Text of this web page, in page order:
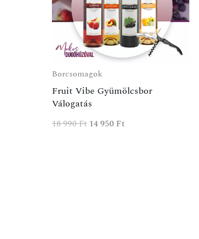
Borcsomagok
Fruit Vibe Gyümölcsbor
Válogatás
18 990Ft14 950 Ft